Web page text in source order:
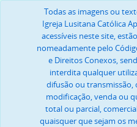
Todas as imagens ou
Igreja Lusitana Católica
acessíveis neste site,
nomeadamente pelo
e Direitos Conexos,
interdita qualquer
difusão ou transmissão,
modificação, venda ou
total ou parcial,
quaisquer que sejam os